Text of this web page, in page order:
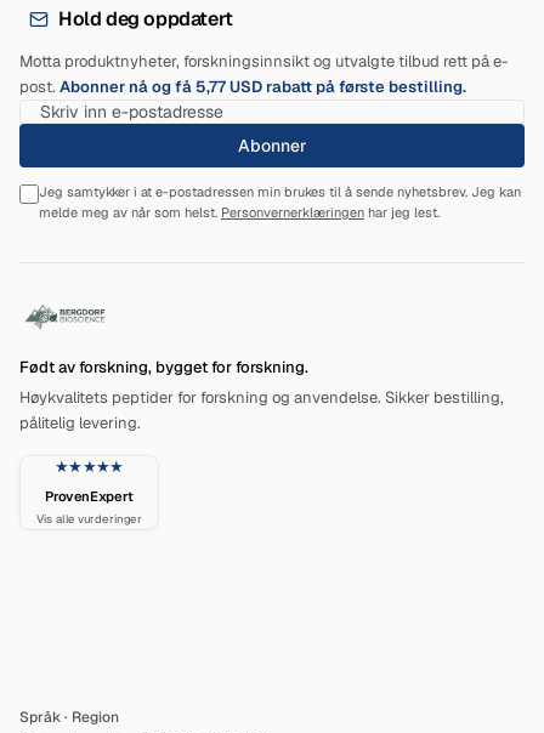
Hold deg oppdatert
Motta produktnyheter, forskningsinnsikt og utvalgte tilbud rett på e-
post. Abonner nå og få 5,77 USD rabatt på første bestilling.
Abonner
Jeg samtykker i at e-postadressen min brukes til å sende nyhetsbrev. Jeg kan
melde meg av når som helst. Personvernerklæringen har jeg lest.
Født av forskning, bygget for forskning.
Høykvalitets peptider for forskning og anvendelse. Sikker bestilling,
pålitelig levering.
★★★★★
ProvenExpert
Vis alle vurderinger
Språk· Region